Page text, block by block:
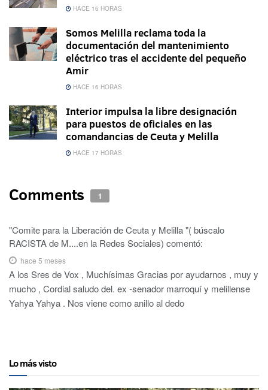
HACE 16 HORAS
Somos Melilla reclama toda la
documentación del mantenimiento
eléctrico tras el accidente del pequeño
Amir
HACE 16 HORAS
Interior impulsa la libre designación
para puestos de oficiales en las
comandancias de Ceuta y Melilla
HACE 17 HORAS
Comments 1
"Comite para la Liberación de Ceuta y Melilla "( búscalo
RACISTA de M....en la Redes Sociales) comentó:
hace 5 meses
A los Sres de Vox , Muchísimas Gracias por ayudarnos , muy y
mucho , Cordial saludo del. ex -senador marroquí y melillense
Yahya Yahya . Nos viene como anillo al dedo
Lo más visto